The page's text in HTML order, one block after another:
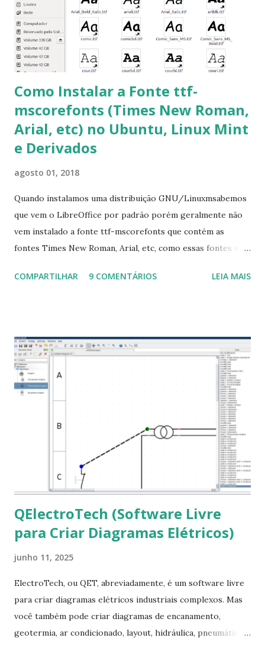
fontes Times New Roman, Arial estão instaladas. Caso
ocorra algum erro ou precisa reinstalar, execute: $ sudo
apt-get install --reinstall ttf-mscorefonts-installer
Como Instalar a Fonte ttf-
mscorefonts (Times New Roman,
Arial, etc) no Ubuntu, Linux Mint
e Derivados
agosto 01, 2018
Quando instalamos uma distribuição GNU/Linuxmsabemos
que vem o LibreOffice por padrão porém geralmente não
vem instalado a fonte ttf-mscorefonts que contém as
fontes Times New Roman, Arial, etc, como essas fontes são
a Associação Brasileira de Normas Técnicas (ABNT), exige
que contém essas fontes. Ao instalar o GNU/Linux abra o
terminal e execute o comando: $ sudo apt-get install ttf-
mscorefonts-installer Leia os termos de uso e avance
clicando em “Ok” Agora aceite os termos de uso clicando
em “Sim” Pronto agora abra o LibreOffice e veja se as
fontes Times New Roman, Arial estão instaladas. Caso
ocorra algum erro ou precisa reinstalar, execute: $ sudo
apt-get install --reinstall ttf-mscorefonts-installer
COMPARTILHAR 9 COMENTÁRIOS LEIA MAIS
QElectroTech (Software Livre
para Criar Diagramas Elétricos)
junho 11, 2025
ElectroTech, ou QET, abreviadamente, é um software livre
para criar diagramas elétricos industriais complexos. Mas
você também pode criar diagramas de encanamento,
geotermia, ar condicionado, layout, hidráulica, pneumática,